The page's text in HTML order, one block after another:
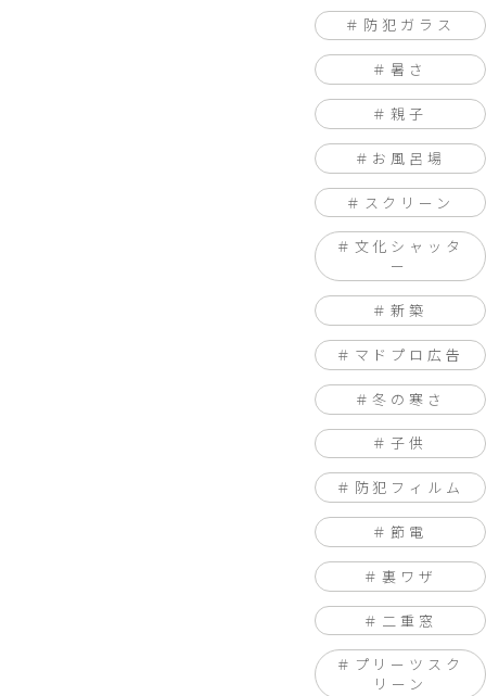
防犯ガラス
暑さ
親子
お風呂場
スクリーン
文化シャッタ
ー
新築
マドプロ広告
冬の寒さ
子供
防犯フィルム
節電
裏ワザ
二重窓
プリーツスク
リーン